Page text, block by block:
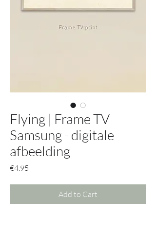
Flying | Frame TV
Samsung - digitale
afbeelding
€4.95
Add to Cart